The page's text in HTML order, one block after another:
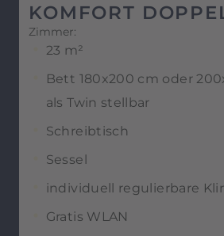
KOMFORT
Zimmer:
23 m²
Bett 180x200 cm oder
als Twin stellbar
Schreibtisch
Sessel
individuell regulierbare
Gratis WLAN